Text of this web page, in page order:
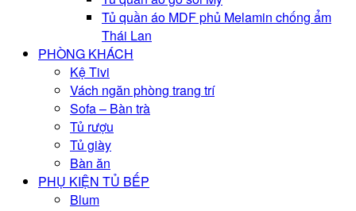
Tủ quần áo MDF phủ Melamin chống ẩm
Thái Lan
PHÒNG KHÁCH
Kệ Tivi
Vách ngăn phòng trang trí
Sofa – Bàn trà
Tủ rượu
Tủ giày
Bàn ăn
PHỤ KIỆN TỦ BẾP
Blum